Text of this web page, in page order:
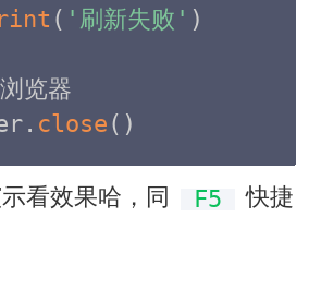
( '刷新失败' )
览器
. close ( )
看效果哈，同 F5
快捷